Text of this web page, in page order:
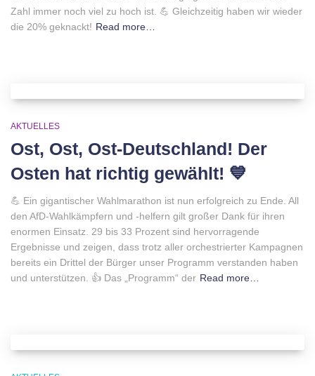
Zahl immer noch viel zu hoch ist. 💪 Gleichzeitig haben wir wieder
die 20% geknackt! Read more…
AKTUELLES
Ost, Ost, Ost-Deutschland! Der
Osten hat richtig gewählt! 💙
💪 Ein gigantischer Wahlmarathon ist nun erfolgreich zu Ende. All
den AfD-Wahlkämpfern und -helfern gilt großer Dank für ihren
enormen Einsatz. 29 bis 33 Prozent sind hervorragende
Ergebnisse und zeigen, dass trotz aller orchestrierter Kampagnen
bereits ein Drittel der Bürger unser Programm verstanden haben
und unterstützen. 👍 Das „Programm“ der Read more…